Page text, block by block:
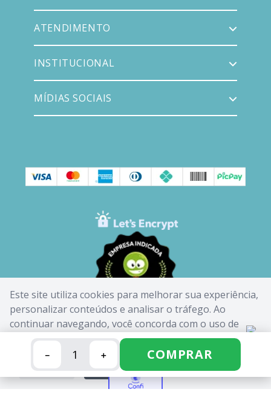
Este site utiliza cookies para melhorar sua experiência,
personalizar conteúdos e analisar o tráfego. Ao
continuar navegando, você concorda com o uso de
cookies. Saiba mais em nossaPolítica de Cookies.
ACEITAR
＋
－ COMPRAR
ATENDIMENTO
INSTITUCIONAL
MÍDIAS SOCIAIS